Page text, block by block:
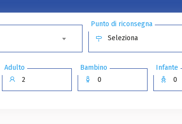
Punto di riconsegna
Seleziona
Adulto Bambino Infante